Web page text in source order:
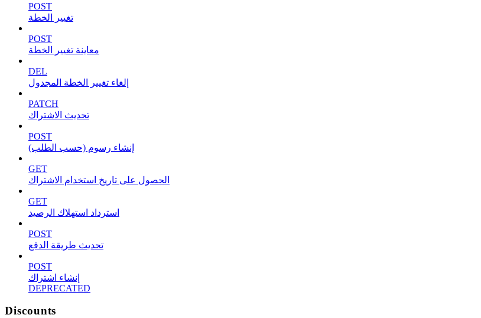
POST
تغيير الخطة
POST
معاينة تغيير الخطة
DEL
إلغاء تغيير الخطة المجدول
PATCH
تحديث الاشتراك
POST
إنشاء رسوم (حسب الطلب)
GET
الحصول على تاريخ استخدام الاشتراك
GET
استرداد استهلاك الرصيد
POST
تحديث طريقة الدفع
POST
إنشاء اشتراك
DEPRECATED
Discounts